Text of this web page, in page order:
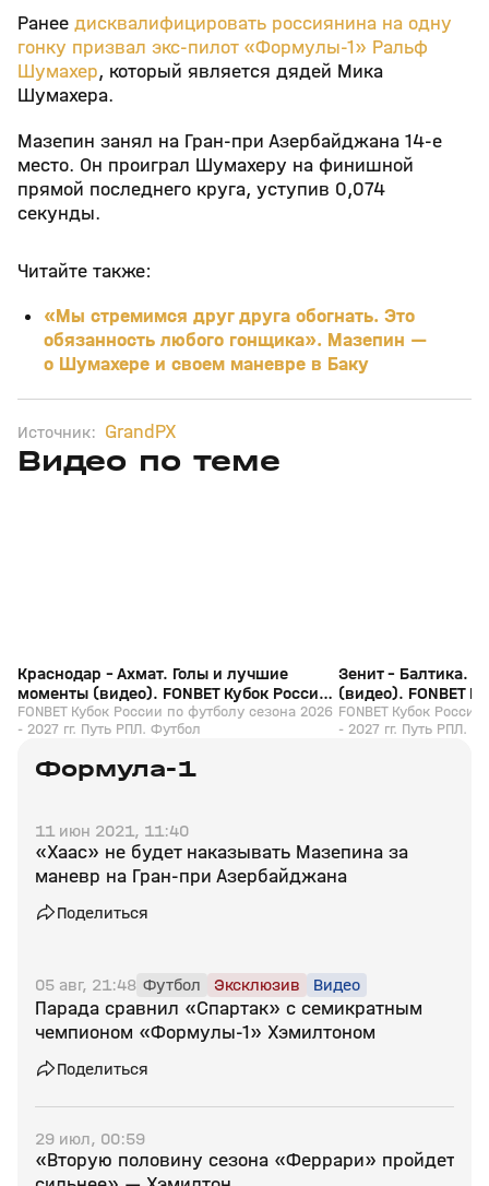
Ранее дисквалифицировать россиянина на одну
гонку призвал экс-пилот «Формулы-1» Ральф
Шумахер, который является дядей Мика
Шумахера.
Мазепин занял на Гран-при Азербайджана 14-е
место. Он проиграл Шумахеру на финишной
прямой последнего круга, уступив 0,074
секунды.
Читайте также:
«Мы стремимся друг друга обогнать. Это
обязанность любого гонщика». Мазепин —
о Шумахере и своем маневре в Баку
Источник: GrandPX
Видео по теме
05 авг, 23:40
Краснодар - Ахмат. Голы и лучшие
моменты (видео). FONBET Кубок России
по футболу сезона 2026 - 2027 гг. Путь
РПЛ. Футбол
FONBET Кубок России по футболу сезона 2026
- 2027 гг. Путь РПЛ. Футбол
Зенит - Балтика.
(видео). FONBET
футболу сезона
РПЛ. Футбол
FONBET Кубок
- 2027 гг. Путь РПЛ.
Формула-1
11 июн 2021, 11:40
«Хаас» не будет наказывать Мазепина за
маневр на Гран-при Азербайджана
Поделиться
05 авг, 21:48 Футбол Эксклюзив Видео
Парада сравнил «Спартак» с семикратным
чемпионом «Формулы‑1» Хэмилтоном
Поделиться
29 июл, 00:59
«Вторую половину сезона «Феррари» пройдет